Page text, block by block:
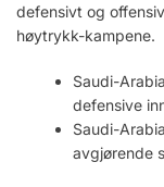
defensivt og
høytrykk-kampene.
Saudi-
defensive
Saudi-
avgjørende